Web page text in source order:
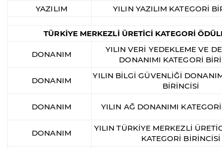
YAZILIM
YILIN YAZILIM KATEGORİ
TÜRKİYE MERKEZLİ ÜRETİCİ KATEGORİ
DONANIM
YILIN VERİ YEDEKLEME VE
DONANIMI KATEGORİ
DONANIM
YILIN BİLGİ GÜVENLİĞİ
BİRİNCİSİ
DONANIM YILIN AĞ DONANIMI
DONANIM
YILIN TÜRKİYE MERKEZLİ
KATEGORİ BİRİNCİSİ